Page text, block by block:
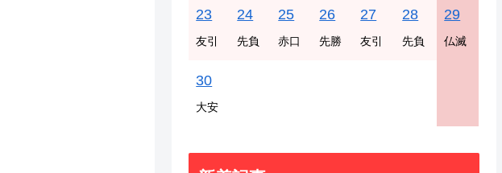
23
友引
24
先負
25
赤口
26
先勝
27
友引
28
先負
29
仏滅
30
大安